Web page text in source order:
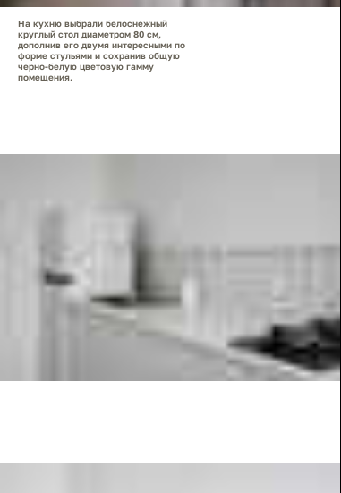
На кухню выбрали белоснежный
круглый стол диаметром 80 см,
дополнив его двумя интересными по
форме стульями и сохранив общую
черно-белую цветовую гамму
помещения.